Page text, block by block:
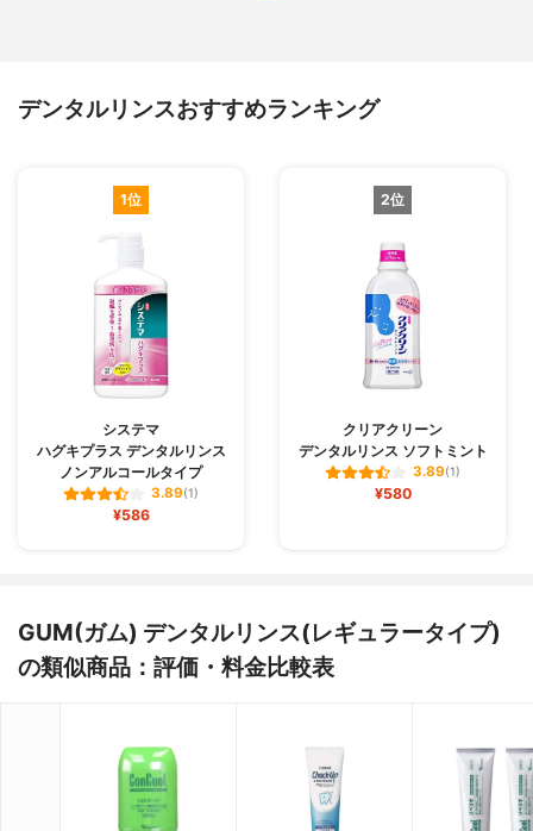
デンタルリンスおすすめランキング
1位
システマ
ハグキプラス デンタルリンス
ノンアルコールタイプ
3.89(1)
¥586
2位
クリアクリーン
デンタルリンス ソフトミント
3.89(1)
¥580
GUM(ガム) デンタルリンス(レギュラータイプ)
の類似商品：評価・料金比較表